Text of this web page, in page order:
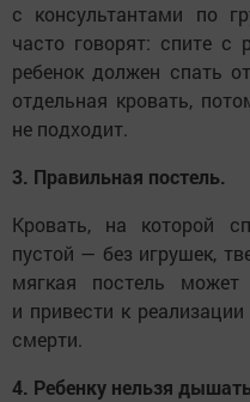
с консультантами по
часто говорят: спите с
ребенок должен спать
отдельная кровать,
не подходит.
3. Правильная постель.
Кровать, на которой
пустой — без игрушек,
мягкая постель
и привести к
смерти.
4. Ребенку нельзя